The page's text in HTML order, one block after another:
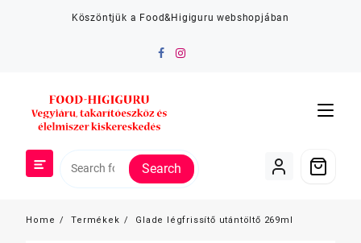
Köszöntjük a Food&Higiguru webshopjában
Search
Home Termékek Glade légfrissítő utántöltő 269ml